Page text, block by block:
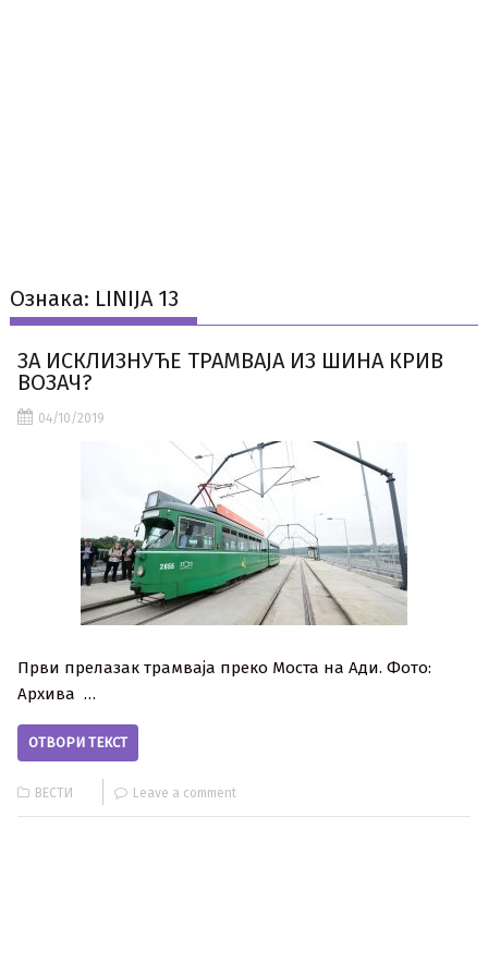
Ознака: LINIJA 13
ЗА ИСКЛИЗНУЋЕ ТРАМВАЈА ИЗ ШИНА КРИВ
ВОЗАЧ?
04/10/2019
Први прелазак трамваја преко Моста на Ади. Фото:
Архива …
ОТВОРИ ТЕКСТ
ВЕСТИ Leave a comment